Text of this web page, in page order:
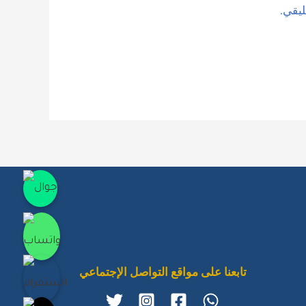
تابعنا على مواقع التواصل الإجتماعي
جوال
واتساب
انستقرام
تيك توك